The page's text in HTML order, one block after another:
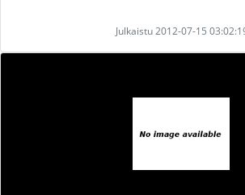
Julkaistu 2012-07-15